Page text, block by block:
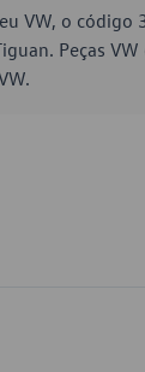
VW, o código
Peças